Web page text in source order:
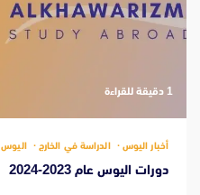
‫1 دقيقة للقراءة
أخبار اليوس الدراسة في الخارج اليوس
دورات اليوس عام 2023-2024